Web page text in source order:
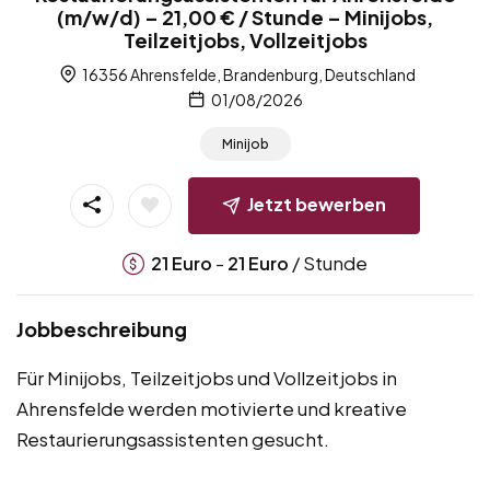
(m/w/d) – 21,00 € / Stunde – Minijobs,
Teilzeitjobs, Vollzeitjobs
16356 Ahrensfelde, Brandenburg, Deutschland
01/08/2026
Minijob
Jetzt bewerben
21 Euro - 21 Euro / Stunde
Jobbeschreibung
Für Minijobs, Teilzeitjobs und Vollzeitjobs in
Ahrensfelde werden motivierte und kreative
Restaurierungsassistenten gesucht.